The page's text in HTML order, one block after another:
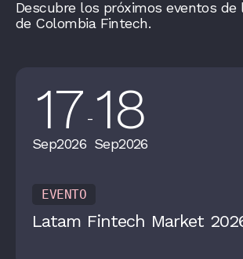
Descubre los próximos eventos de
de Colombia Fintech.
17
Sep2026
- 18
Sep2026
EVENTO
Latam Fintech Market